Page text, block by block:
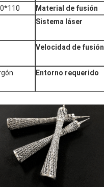
Material de fusión
Sistema láser
Velocidad de fusión
Entorno requerido